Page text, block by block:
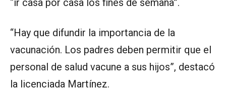
“ir casa por casa los fines de semana”.
“Hay que difundir la importancia de la
vacunación. Los padres deben permitir que el
personal de salud vacune a sus hijos”, destacó
la licenciada Martínez.